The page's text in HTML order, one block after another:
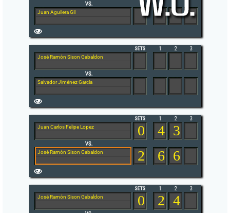
Juan Aguilera Gil
José Ramón Sison Gabaldon
Salvador Jiménez García
Juan Carlos Felipe Lopez
José Ramón Sison Gabaldon
0
2
4 3
6 6
José Ramón Sison Gabaldon
0
2 4